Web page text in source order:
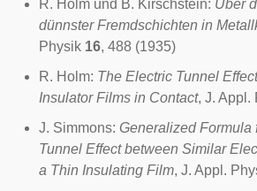
R. Holm und B. Kirschstein: Über
dünnster Fremdschichten in
Physik 16, 488 (1935)
R. Holm: The Electric Tunnel
Insulator Films in Contact, J. Appl.
J. Simmons: Generalized Formula
Tunnel Effect between Similar
a Thin Insulating Film, J. Appl.